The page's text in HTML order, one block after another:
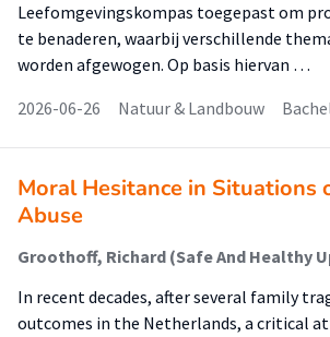
Leefomgevingskompas toegepast om
te benaderen, waarbij verschillende
worden afgewogen. Op basis hiervan …
2026-06-26
Natuur & Landbouw
Moral Hesitance in Situations
Abuse
In recent decades, after several family
outcomes in the Netherlands, a critical